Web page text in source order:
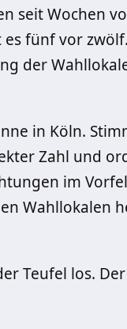
seit Wochen
es fünf vor
der
in Köln.
Zahl und
im
Wahllokalen
Teufel los.